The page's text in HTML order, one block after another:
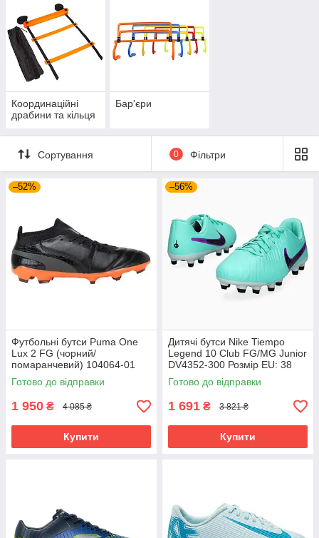
Координаційні
драбини та кільця
Бар'єри
Сортування 0 Фільтри
–52%
Футбольні бутси Puma One
Lux 2 FG (чорний/
помаранчевий) 104064-01
Розмір EU: 44
Готово до відправки
1 950 ₴ 4 085 ₴
Купити
–56%
Дитячі бутси Nike Tiempo
Legend 10 Club FG/MG Junior
DV4352-300 Розмір EU: 38
Готово до відправки
1 691 ₴ 3 821 ₴
Купити